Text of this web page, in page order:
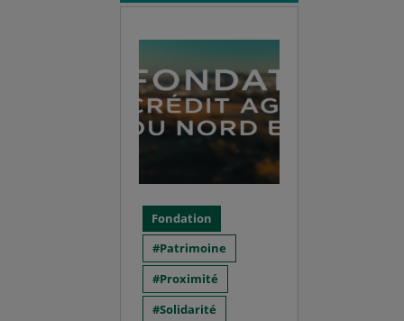
Fondation
Patrimoine
Proximité
Solidarité